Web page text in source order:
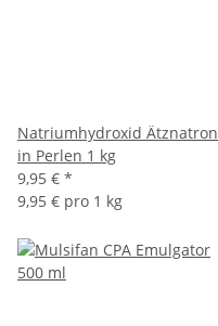
Natriumhydroxid Ätznatron
in Perlen 1 kg
9,95 € *
9,95 € pro 1 kg